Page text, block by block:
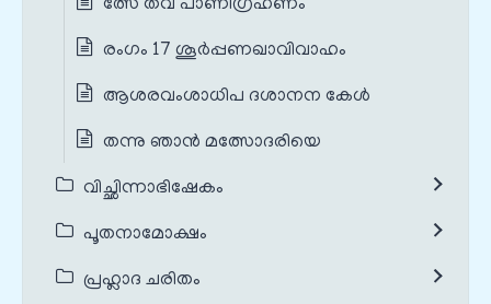
ത്സേ തവ പാണിഗ്രഹണം
രംഗം 17 ശൂർപ്പണഖാവിവാഹം
ആശരവംശാധിപ ദശാനന കേൾ
തന്നു ഞാൻ മത്സോദരിയെ
വിച്ഛിന്നാഭിഷേകം
പൂതനാമോക്ഷം
പ്രഹ്ലാദ ചരിതം